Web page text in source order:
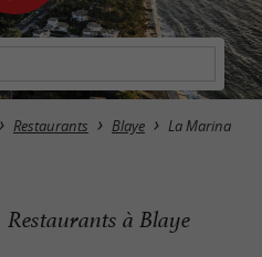
Restaurants Blaye La Marina
Restaurants à Blaye